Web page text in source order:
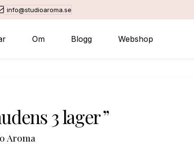
info@studioaroma.se
Om Blogg Webshop
3 lager
Aroma